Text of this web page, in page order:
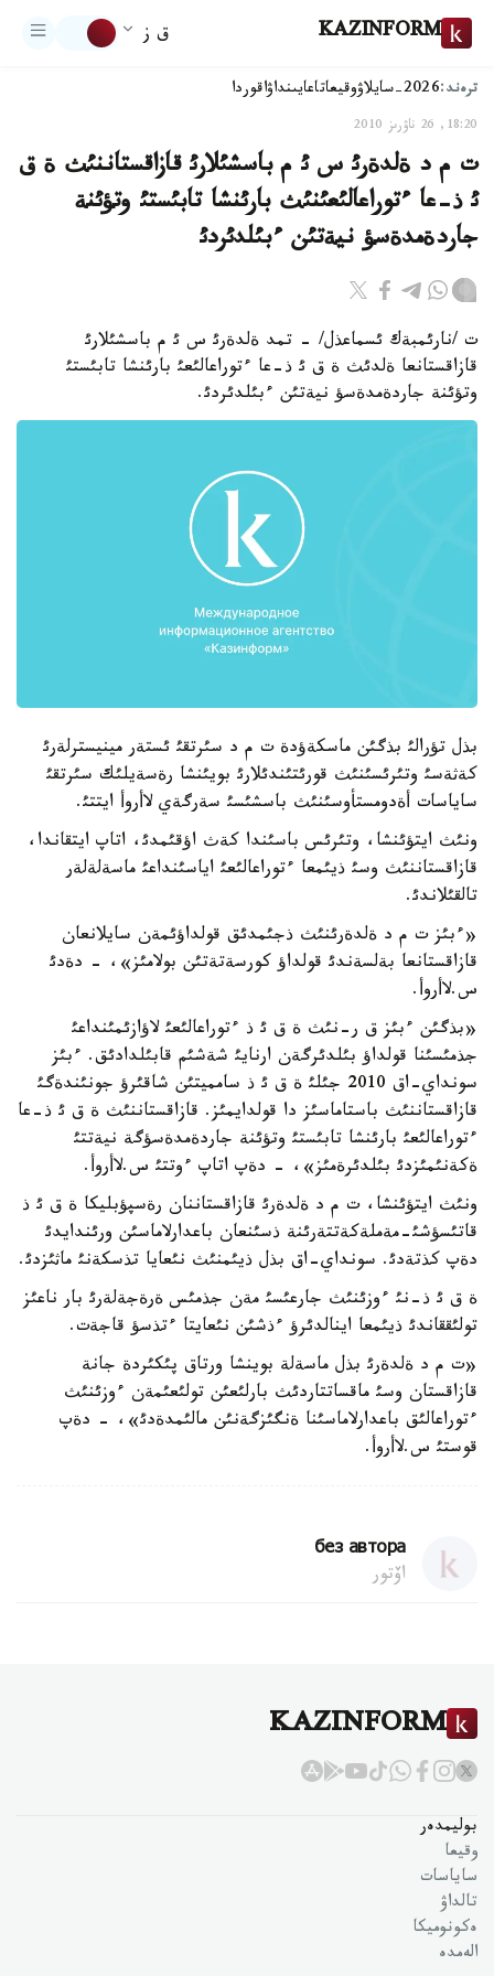
KAZINFORM ق ز
ترەند:2026-سايلاۋ وقيعاتاعايىنداۋاقوردا
18:20, 26 ناۋرىز 2010
ت م د ةلدةرئ س ئ م باسشئلارئ قازاقستاننئث ة ق
ئ ذ-عا ءتوراعالئعئنئث بارئنشا تابئستئ وتؤئنة
جاردةمدةسؤ نيةتئن ءبئلدئردئ
ت /نارئمبةك ئسماعذل/ - تمد ةلدةرئ س ئ م باسشئلارئ
قازاقستانعا ةلدئث ة ق ئ ذ-عا ءتوراعالئعئ بارئنشا تابئستئ
وتؤئنة جاردةمدةسؤ نيةتئن ءبئلدئردئ.
بذل تؤرالئ بذگئن ماسكةؤدة ت م د سئرتقئ ئستةر مينيسترلةرئ
كةثةسئ وتئرئسئنئث قورئتئندئلارئ بويئنشا رةسةيلئك سئرتقئ
ساياسات أةدومستأوسئنئث باسشئسئ سةرگةي لاأروأ ايتتئ.
ونئث ايتؤئنشا، وتئرئس باسئندا كةث اؤقئمدئ، اتاپ ايتقاندا،
قازاقستاننئث وسئ ذيئمعا ءتوراعالئعئ اياسئنداعئ ماسةلةلةر
تالقئلاندئ.
«ءبئز ت م د ةلدةرئنئث ذجئمدئق قولداؤئمةن سايلانعان
قازاقستانعا بةلسةندئ قولداؤ كورسةتةتئن بولامئز»، - دةدئ
س.لاأروأ.
«بذگئن ءبئز ق ر-نئث ة ق ئ ذ ءتوراعالئعئ لاؤازئمئنداعئ
جذمئسئنا قولداؤ بئلدئرگةن ارنايئ شةشئم قابئلدادئق. ءبئز
سونداي-اق 2010 جئلئ ة ق ئ ذ سامميتئن شاقئرؤ جونئندةگئ
قازاقستاننئث باستاماسئز دا قولدايمئز. قازاقستاننئث ة ق ئ ذ-عا
ءتوراعالئعئ بارئنشا تابئستئ وتؤئنة جاردةمدةسؤگة نيةتتئ
ةكةنئمئزدئ بئلدئرةمئز»، - دةپ اتاپ ءوتتئ س.لاأروأ.
ونئث ايتؤئنشا، ت م د ةلدةرئ قازاقستاننان رةسپؤبليكا ة ق ئ ذ
قاتئسؤشئ-مةملةكةتتةرئنة ذسئنعان باعدارلاماسئن ورئندايدئ
دةپ كذتةدئ. سونداي-اق بذل ذيئمنئث نئعايا تذسكةنئ ماثئزدئ.
ة ق ئ ذ-نئ ءوزئنئث جارعئسئ مةن جذمئس ةرةجةلةرئ بار ناعئز
تولئققاندئ ذيئمعا اينالدئرؤ ءذشئن نئعايتا ءتذسؤ قاجةت.
«ت م د ةلدةرئ بذل ماسةلة بوينشا ورتاق پئكئردة جانة
قازاقستان وسئ ماقساتتاردئث بارلئعئن تولئعئمةن ءوزئنئث
ءتوراعالئق باعدارلاماسئنا ةنگئزگةنئن مالئمدةدئ»، - دةپ
قوستئ س.لاأروأ.
без автора
اۆتور
KAZINFORM
بوليمدەر
وقيعا
ساياسات
تالداۋ
ەكونوميكا
الەمدە